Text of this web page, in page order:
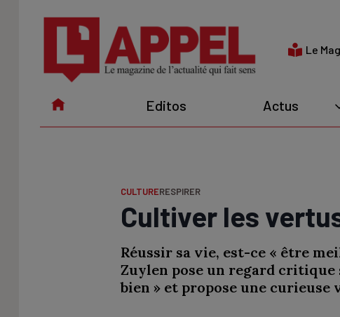
Le
Editos Actus
CULTURERESPIRER
Cultiver les
Réussir sa vie, est-ce « être
Zuylen pose un regard critique
bien » et propose une curieuse